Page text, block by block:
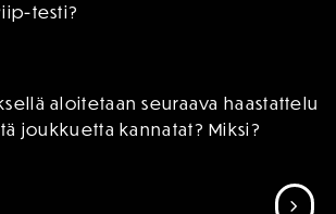
testi?
aloitetaan seuraava haastattelu
joukkuetta kannatat? Miksi?